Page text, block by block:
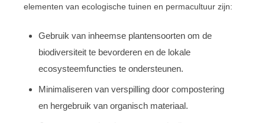
elementen van ecologische tuinen en permacultuur zijn:
Gebruik van inheemse plantensoorten om de
biodiversiteit te bevorderen en de lokale
ecosysteemfuncties te ondersteunen.
Minimaliseren van verspilling door compostering
en hergebruik van organisch materiaal.